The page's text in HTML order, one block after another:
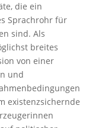
die ein
Sprachrohr für
sind. Als
breites
von einer
und
existenzsichernde